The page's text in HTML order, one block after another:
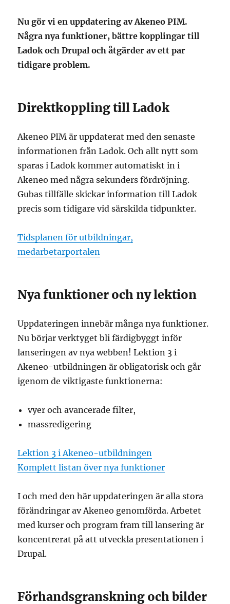
Nu gör vi en uppdatering av Akeneo PIM.
Några nya funktioner, bättre kopplingar till
Ladok och Drupal och åtgärder av ett par
tidigare problem.
Direktkoppling till Ladok
Akeneo PIM är uppdaterat med den senaste
informationen från Ladok. Och allt nytt som
sparas i Ladok kommer automatiskt in i
Akeneo med några sekunders fördröjning.
Gubas tillfälle skickar information till Ladok
precis som tidigare vid särskilda tidpunkter.
Tidsplanen för utbildningar,
medarbetarportalen
Nya funktioner och ny lektion
Uppdateringen innebär många nya funktioner.
Nu börjar verktyget bli färdigbyggt inför
lanseringen av nya webben! Lektion 3 i
Akeneo-utbildningen är obligatorisk och går
igenom de viktigaste funktionerna:
vyer och avancerade filter,
massredigering
Lektion 3 i Akeneo-utbildningen
Komplett listan över nya funktioner
I och med den här uppdateringen är alla stora
förändringar av Akeneo genomförda. Arbetet
med kurser och program fram till lansering är
koncentrerat på att utveckla presentationen i
Drupal.
Förhandsgranskning och bilder